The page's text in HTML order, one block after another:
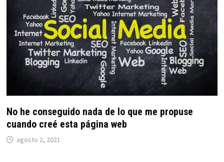
No he conseguido nada de lo que me propuse
cuando creé esta página web
agosto 2, 2021